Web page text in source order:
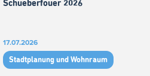
Schueberfouer 2026
17.07.2026
Stadtplanung und Wohnraum